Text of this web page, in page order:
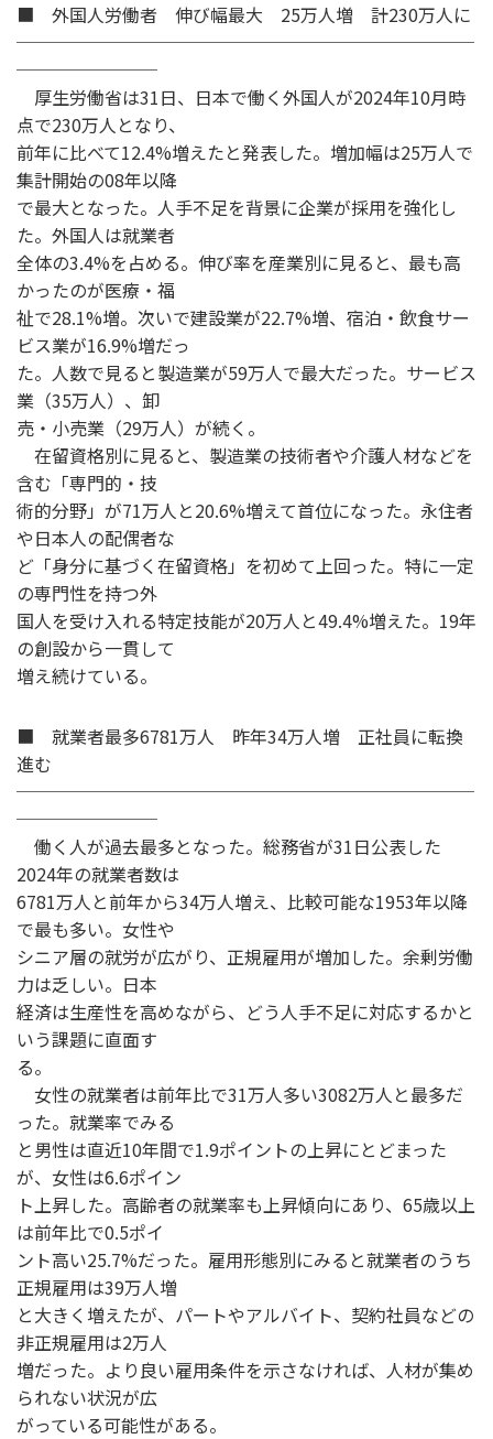
■ 外国人労働者 伸び幅最大 25万人増 計230万人に
──────────────────────────
────────
厚生労働省は31日、日本で働く外国人が2024年10月時
点で230万人となり、
前年に比べて12.4%増えたと発表した。増加幅は25万人で
集計開始の08年以降
で最大となった。人手不足を背景に企業が採用を強化し
た。外国人は就業者
全体の3.4%を占める。伸び率を産業別に見ると、最も高
かったのが医療・福
祉で28.1%増。次いで建設業が22.7%増、宿泊・飲食サー
ビス業が16.9%増だっ
た。人数で見ると製造業が59万人で最大だった。サービス
業（35万人）、卸
売・小売業（29万人）が続く。
在留資格別に見ると、製造業の技術者や介護人材などを
含む「専門的・技
術的分野」が71万人と20.6%増えて首位になった。永住者
や日本人の配偶者な
ど「身分に基づく在留資格」を初めて上回った。特に一定
の専門性を持つ外
国人を受け入れる特定技能が20万人と49.4%増えた。19年
の創設から一貫して
増え続けている。
■ 就業者最多6781万人 昨年34万人増 正社員に転換
進む
──────────────────────────
────────
働く人が過去最多となった。総務省が31日公表した
2024年の就業者数は
6781万人と前年から34万人増え、比較可能な1953年以降
で最も多い。女性や
シニア層の就労が広がり、正規雇用が増加した。余剰労働
力は乏しい。日本
経済は生産性を高めながら、どう人手不足に対応するかと
いう課題に直面す
る。
女性の就業者は前年比で31万人多い3082万人と最多だ
った。就業率でみる
と男性は直近10年間で1.9ポイントの上昇にとどまった
が、女性は6.6ポイン
ト上昇した。高齢者の就業率も上昇傾向にあり、65歳以上
は前年比で0.5ポイ
ント高い25.7%だった。雇用形態別にみると就業者のうち
正規雇用は39万人増
と大きく増えたが、パートやアルバイト、契約社員などの
非正規雇用は2万人
増だった。より良い雇用条件を示さなければ、人材が集め
られない状況が広
がっている可能性がある。